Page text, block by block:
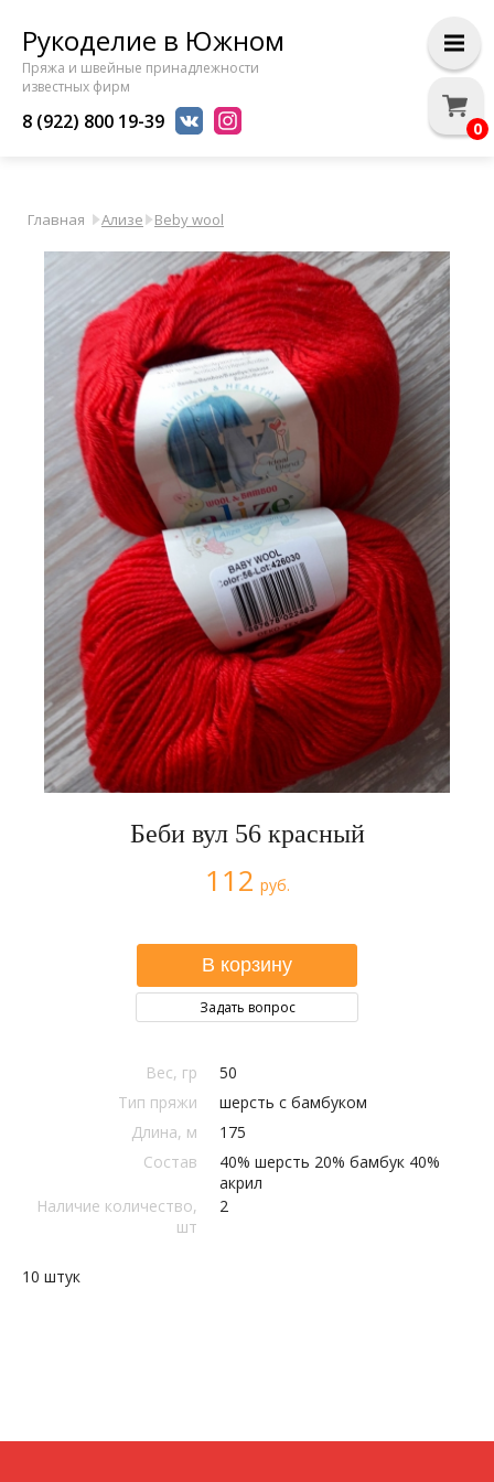
Рукоделие в Южном
Пряжа и швейные принадлежности
известных фирм
8 (922) 800 19-39
Главная Ализе Beby wool
Беби вул 56 красный
112 руб.
Задать вопрос
Вес, гр
50
Тип пряжи
шерсть с бамбуком
Длина, м
175
Состав
40% шерсть 20% бамбук 40%
акрил
Наличие количество,
шт
2
10 штук
0